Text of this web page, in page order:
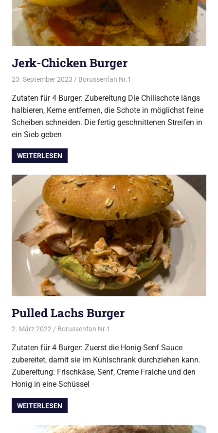
Jerk-Chicken Burger
23. September 2023 Borussenfan Nr.1
Zutaten für 4 Burger: Zubereitung Die Chilischote längs
halbieren, Kerne entfernen, die Schote in möglichst feine
Scheiben schneiden. Die fertig geschnittenen Streifen in
ein Sieb geben
WEITERLESEN
Pulled Lachs Burger
2. März 2022 Borussenfan Nr.1
Zutaten für 4 Burger: Zuerst die Honig-Senf Sauce
zubereitet, damit sie im Kühlschrank durchziehen kann.
Zubereitung: Frischkäse, Senf, Creme Fraiche und den
Honig in eine Schüssel
WEITERLESEN